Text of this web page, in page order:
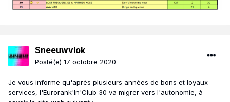
Sneeuwvlok
Posté(e) 17 octobre 2020
Je vous informe qu'après plusieurs années de bons et loyaux
services, l'Eurorank'In'Club 30 va migrer vers l'autonomie, à